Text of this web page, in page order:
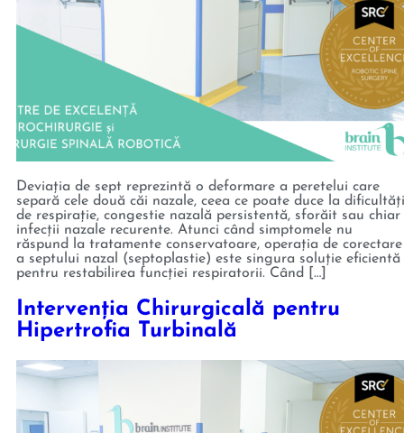
Deviația de sept reprezintă o deformare a peretelui care
separă cele două căi nazale, ceea ce poate duce la dificultăți
de respirație, congestie nazală persistentă, sforăit sau chiar
infecții nazale recurente. Atunci când simptomele nu
răspund la tratamente conservatoare, operația de corectare
a septului nazal (septoplastie) este singura soluție eficientă
pentru restabilirea funcției respiratorii. Când […]
Intervenția Chirurgicală pentru
Hipertrofia Turbinală